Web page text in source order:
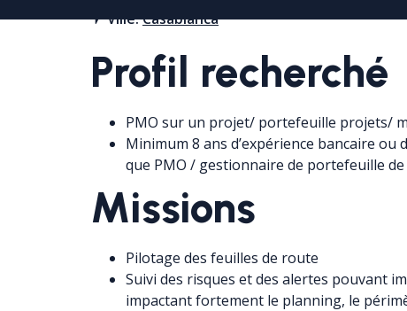
Ville:Casablanca
Profil recherché
PMO sur un projet/ portefeuille projets/
Minimum 8 ans d’expérience bancaire
que PMO / gestionnaire de portefeuille
Missions
Pilotage des feuilles de route
Suivi des risques et des alertes pouvant
impactant fortement le planning, le